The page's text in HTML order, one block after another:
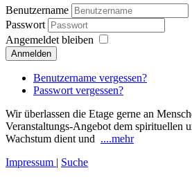
Benutzername
Passwort
Angemeldet bleiben
Anmelden
Benutzername vergessen?
Passwort vergessen?
Wir überlassen die Etage gerne an
Veranstaltungs-Angebot dem spirituellen
Wachstum dient und ....mehr
Impressum | Suche